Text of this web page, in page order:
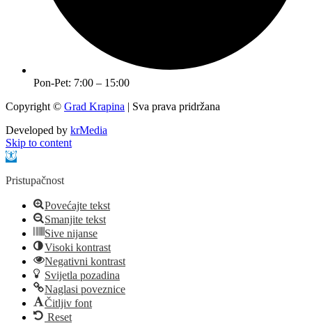
Pon-Pet: 7:00 – 15:00
Copyright © Grad Krapina | Sva prava pridržana
Developed by krMedia
Skip to content
Open toolbar
Pristupačnost
Povećajte tekst
Smanjite tekst
Sive nijanse
Visoki kontrast
Negativni kontrast
Svijetla pozadina
Naglasi poveznice
Čitljiv font
Reset